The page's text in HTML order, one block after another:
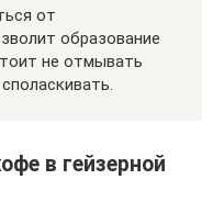
от
образование
не отмывать
в гейзерной